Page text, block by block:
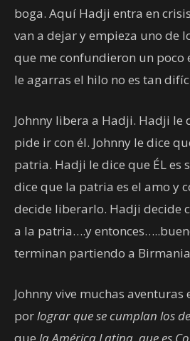
boga. Aquí Hadji entra en
van a dejar y empieza uno de
que me confundieron un poco
le agarras el hilo no es tan
Johnny libera a Hadji. Hadji le
pide ir con él. Johnny le dice
patria. Hadji le dice que ÉL es
dice que la patria es el amo y
decide liberarlo. Hadji decide
a la patria….y
terminan partiendo a
Johnny vive muchas aventuras
porlograr que se cumplan los